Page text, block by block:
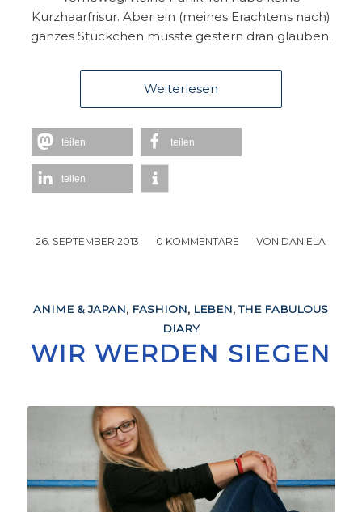
Kurzhaarfrisur. Aber ein (meines Erachtens nach)
ganzes Stückchen musste gestern dran glauben.
Weiterlesen
teilen teilen
teilen
26. SEPTEMBER 2013
/ 0 KOMMENTARE
/ VON DANIELA
ANIME & JAPAN, FASHION, LEBEN,THE FABULOUS
DIARY
WIR WERDEN SIEGEN